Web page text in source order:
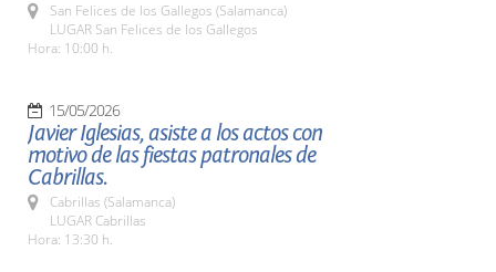
San Felices de los Gallegos (Salamanca)
LUGAR San Felices de los Gallegos
Hora: 10:00 h.
15/05/2026
Javier Iglesias, asiste a los actos con
motivo de las fiestas patronales de
Cabrillas.
Cabrillas (Salamanca)
LUGAR Cabrillas
Hora: 13:30 h.